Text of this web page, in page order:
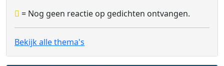
= Nog geen reactie op gedichten ontvangen.
Bekijk alle thema's